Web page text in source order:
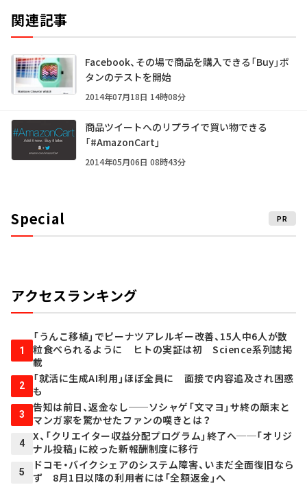
関連記事
Facebook、その場で商品を購入できる「Buy」ボ
タンのテストを開始
2014年07月18日 14時08分
商品ツイートへのリプライで買い物できる
「#AmazonCart」
2014年05月06日 08時43分
Special PR
アクセスランキング
1
「うんこ移植」でピーナツアレルギー改善、15人中6人が数
粒食べられるように ヒトの実証は初 Science系列誌掲
載
2
「就活に生成AI利用」ほぼ全員に 面接で内容追及され困惑
も
3
告知は前日、返金なし──ソシャゲ「文マヨ」サ終の顛末と
マンガ家を驚かせたファンの嘆きとは？
4
X、「クリエイター収益分配プログラム」終了へ──「オリジ
ナル投稿」に絞った新報酬制度に移行
5
ドコモ・バイクシェアのシステム障害、いまだ全面復旧なら
ず 8月1日以降の利用者には「全額返金」へ